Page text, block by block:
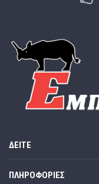
ΔΕΊΤΕ
ΠΛΗΡΟΦΟΡΊΕΣ